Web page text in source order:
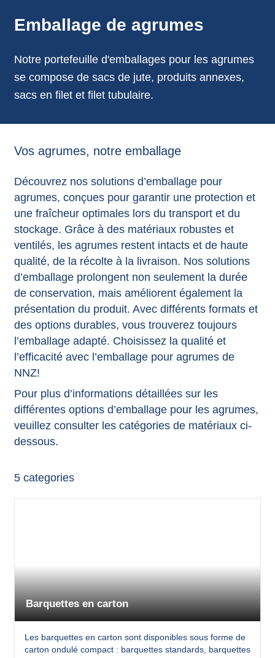
Emballage de agrumes
Notre portefeuille d'emballages pour les agrumes
se compose de sacs de jute, produits annexes,
sacs en filet et filet tubulaire.
Vos agrumes, notre emballage
Découvrez nos solutions d’emballage pour
agrumes, conçues pour garantir une protection et
une fraîcheur optimales lors du transport et du
stockage. Grâce à des matériaux robustes et
ventilés, les agrumes restent intacts et de haute
qualité, de la récolte à la livraison. Nos solutions
d’emballage prolongent non seulement la durée
de conservation, mais améliorent également la
présentation du produit. Avec différents formats et
des options durables, vous trouverez toujours
l’emballage adapté. Choisissez la qualité et
l’efficacité avec l’emballage pour agrumes de
NNZ!
Pour plus d’informations détaillées sur les
différentes options d’emballage pour les agrumes,
veuillez consulter les catégories de matériaux ci-
dessous.
5categories
Barquettes en carton
Les barquettes en carton sont disponibles sous forme de
carton ondulé compact : barquettes standards, barquettes